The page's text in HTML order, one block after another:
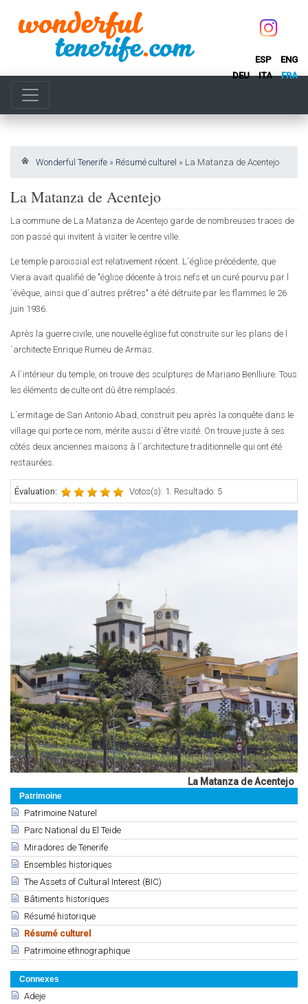
ESP
ENG
DEU
ITA FRA
Wonderful Tenerife » Résumé culturel » La Matanza de Acentejo
Patrimoine
Patrimoine Naturel
Parc National du El Teide
Miradores de Tenerife
Ensembles historiques
The Assets of Cultural Interest (BIC)
Bâtiments historiques
Résumé historique
Résumé culturel
Patrimoine ethnographique
Connexes
Adeje
La Matanza de Acentejo
La commune de La Matanza de Acentejo garde de nombreuses traces de
son passé qui invitent à visiter le centre ville.
Le temple paroissial est relativement récent. L´église précédente, que
Viera avait qualifié de "église décente à trois nefs et un curé pourvu par l
´évêque, ainsi que d´autres prêtres" a été détruite par les flammes le 26
juin 1936.
Après la guerre civile, une nouvelle église fut construite sur les plans de l
´architecte Enrique Rumeu de Armas.
A l´intérieur du temple, on trouve des sculptures de Mariano Benlliure. Tous
les éléments de culte ont dû être remplacés.
L´ermitage de San Antonio Abad, construit peu après la conquête dans le
village qui porte ce nom, mérite aussi d´être visité. On trouve juste à ses
côtés deux anciennes maisons à l´architecture traditionnelle qui ont été
restaurées.
Évaluation: Votos(s): 1. Resultado: 5
La Matanza de Acentejo